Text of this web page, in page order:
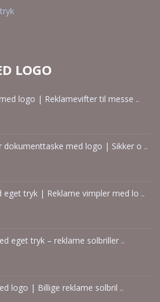
LOGO
logo | Reklamevifter til messe ..
dokumenttaske med logo | Sikker o ..
eget tryk | Reklame vimpler med lo ..
eget tryk – reklame solbriller ..
logo | Billige reklame solbril ..